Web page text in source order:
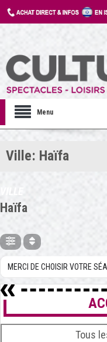
Menu
Ville: Haïfa
VILLE
Haïfa
MERCI DE CHOISIR VOTRE
Tous